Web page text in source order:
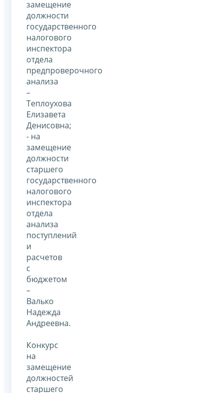
замещение
должности
государственного
налогового
инспектора
отдела
предпроверочного
анализа
–
Теплоухова
Елизавета
Денисовна;
- на
замещение
должности
старшего
государственного
налогового
инспектора
отдела
анализа
поступлений
и
расчетов
с
бюджетом
–
Валько
Надежда
Андреевна.
Конкурс
на
замещение
должностей
старшего